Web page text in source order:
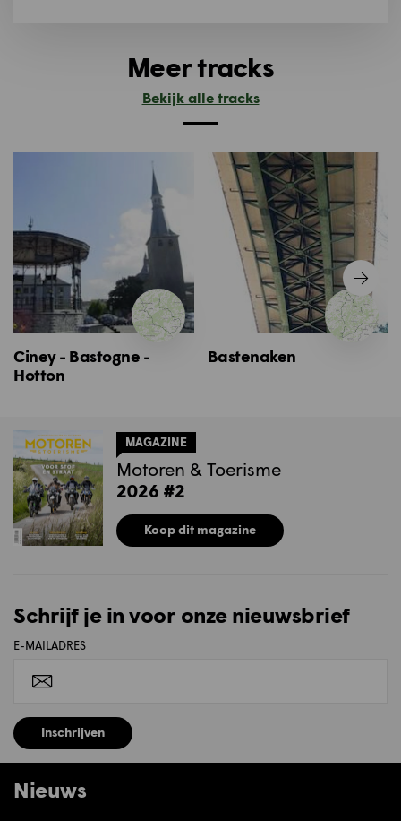
Meer tracks
Bekijk alle tracks
Ciney - Bastogne -
Hotton
Bastenaken
MAGAZINE
Motoren & Toerisme
2026 #2
Koop dit magazine
Schrijf je in voor onze nieuwsbrief
E-MAILADRES
Inschrijven
Nieuws